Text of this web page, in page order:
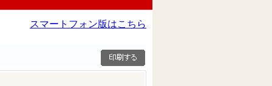
スマートフォン版はこちら